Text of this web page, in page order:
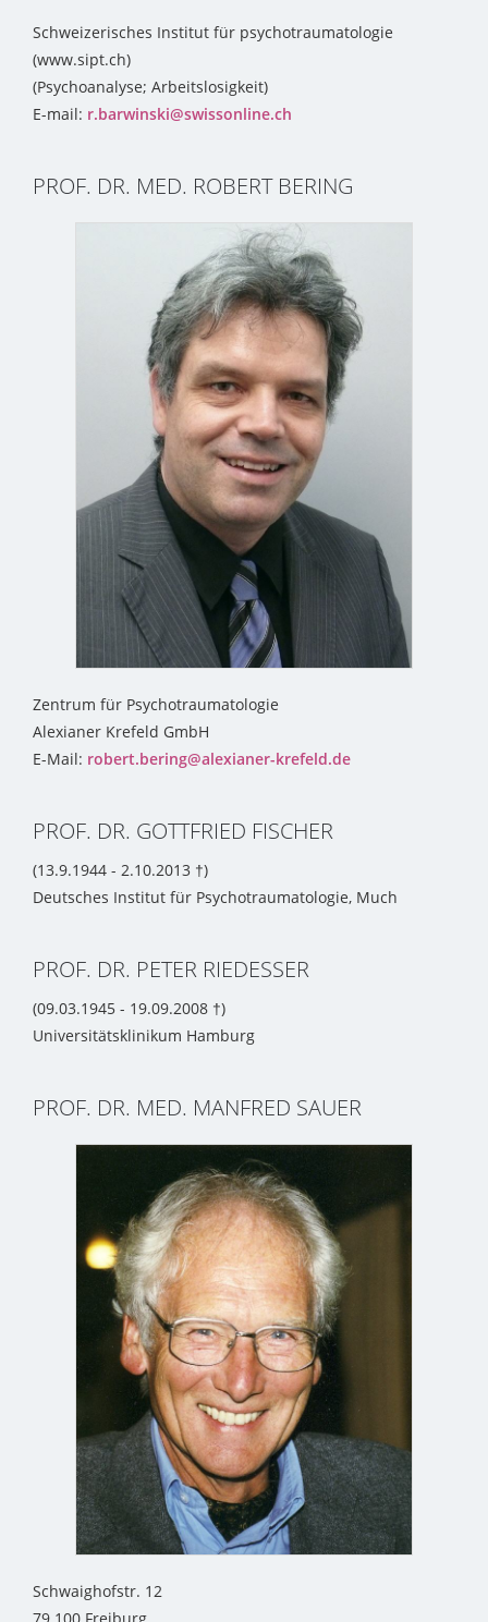
Schweizerisches Institut für psychotraumatologie
(www.sipt.ch)
(Psychoanalyse; Arbeitslosigkeit)
E-mail: r.barwinski@swissonline.ch
PROF. DR. MED. ROBERT BERING
Zentrum für Psychotraumatologie
Alexianer Krefeld GmbH
E-Mail: robert.bering@alexianer-krefeld.de
PROF. DR. GOTTFRIED FISCHER
(13.9.1944 - 2.10.2013 †)
Deutsches Institut für Psychotraumatologie, Much
PROF. DR. PETER RIEDESSER
(09.03.1945 - 19.09.2008 †)
Universitätsklinikum Hamburg
PROF. DR. MED. MANFRED SAUER
Schwaighofstr. 12